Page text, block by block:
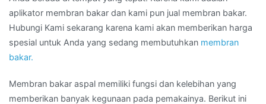
aplikator membran bakar dan kami pun jual membran bakar.
Hubungi Kami sekarang karena kami akan memberikan harga
spesial untuk Anda yang sedang membutuhkan membran
bakar.
Membran bakar aspal memiliki fungsi dan kelebihan yang
memberikan banyak kegunaan pada pemakainya. Berikut ini